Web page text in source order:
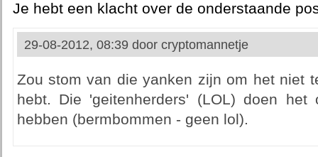
Je hebt een klacht over de onderstaande
29-08-2012, 08:39 door cryptomannetje
Zou stom van die yanken zijn om het niet
hebt. Die 'geitenherders' (LOL) doen
hebben (bermbommen - geen lol).